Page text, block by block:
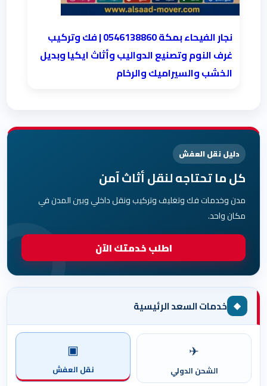
نجار الفيحاء بمكة 0546138860⁩ | فك وتركيب
غرف النوم وتصنيع الدواليب وأثاث ايكيا وبديل
الخشب والسيراميك والرخام
دليل نقل العفش
كل ما تحتاجه لنقل أثاث آمن
مدن وخدمات فك وتغليف وتركيب ونقل داخلي وبين المدن في
مكان واحد.
اطلب خدمتك الآن
◆ خدمات السعد الرئيسية
✈
الشحن الدولي
▣
نقل العفش